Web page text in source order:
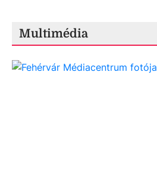
Multimédia